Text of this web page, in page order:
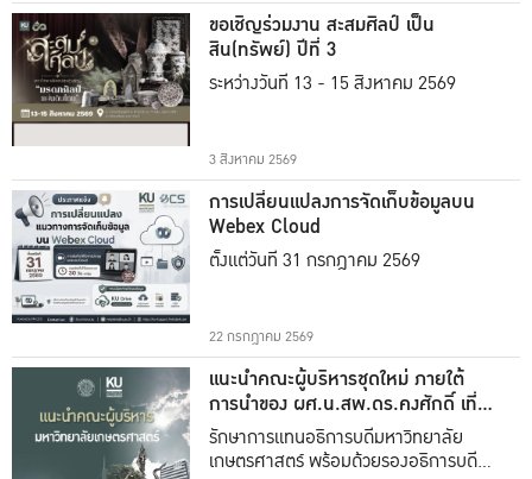
ขอเชิญร่วมงาน สะสมศิลป์ เป็น
สิน(ทรัพย์) ปีที่ 3
ระหว่างวันที่ 13 - 15 สิงหาคม 2569
3 สิงหาคม 2569
การเปลี่ยนแปลงการจัดเก็บข้อมูลบน
Webex Cloud
ตั้งแต่วันที่ 31 กรกฎาคม 2569
22 กรกฎาคม 2569
แนะนำคณะผู้บริหารชุดใหม่ ภายใต้
การนำของ ผศ.น.สพ.ดร.คงศักดิ์ เที่ยง
ธรรม
รักษาการแทนอธิการบดีมหาวิทยาลัย
เกษตรศาสตร์ พร้อมด้วยรองอธิการบดีทั้ง